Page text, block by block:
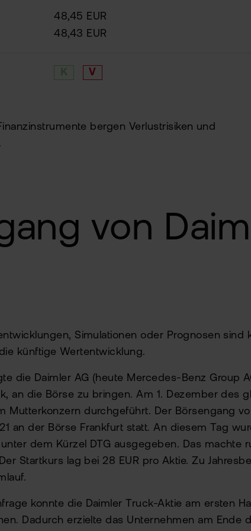
48,45 EUR
48,43 EUR
K V
bergen Verlustrisiken und
von
Simulationen oder Prognosen sind
künftige Wertentwicklung.
die Daimler AG (heute Mercedes-Benz Group
an die Börse zu bringen. Am 1. Dezember des
Mutterkonzern durchgeführt. Der Börsengang
an der Börse Frankfurt statt. An diesem Tag
dem Kürzel DTG ausgegeben. Das machte
Startkurs lag bei 28 EUR pro Aktie. Zu
konnte die Daimler Truck-Aktie am ersten
Dadurch erzielte das Unternehmen am Ende